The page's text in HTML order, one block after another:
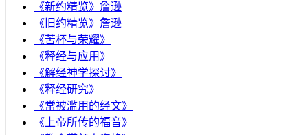
《新约精览》詹逊
《旧约精览》詹逊
《苦杯与荣耀》
《释经与应用》
《解经神学探讨》
《释经研究》
《常被滥用的经文》
《上帝所传的福音》